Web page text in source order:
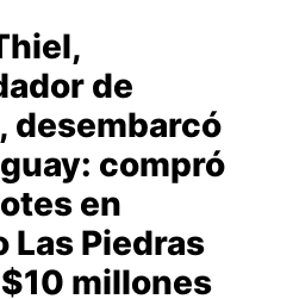
de
desembarcó
compró
en
Las Piedras
millones